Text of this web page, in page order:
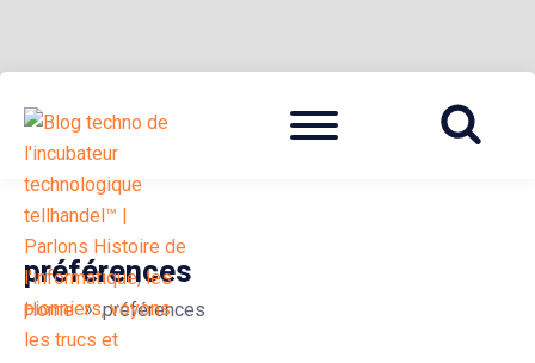
content
BLOG TECHNOLOGIQUE DU HUB | MIGRATION GNU LINUX
Menu
préférences
Home»préférences